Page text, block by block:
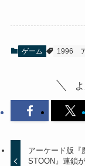
ゲーム 1996
アーケード版『
STOON』連鎖